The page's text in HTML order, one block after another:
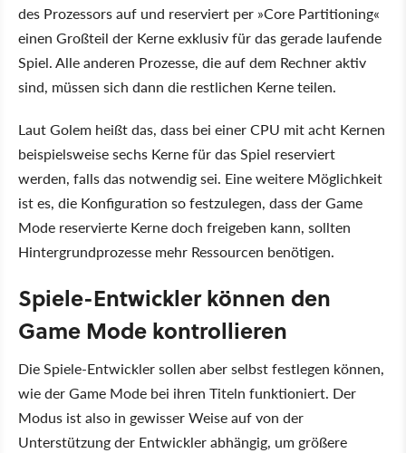
des Prozessors auf und reserviert per »Core Partitioning«
einen Großteil der Kerne exklusiv für das gerade laufende
Spiel. Alle anderen Prozesse, die auf dem Rechner aktiv
sind, müssen sich dann die restlichen Kerne teilen.
Laut Golem heißt das, dass bei einer CPU mit acht Kernen
beispielsweise sechs Kerne für das Spiel reserviert
werden, falls das notwendig sei. Eine weitere Möglichkeit
ist es, die Konfiguration so festzulegen, dass der Game
Mode reservierte Kerne doch freigeben kann, sollten
Hintergrundprozesse mehr Ressourcen benötigen.
Spiele-Entwickler können den
Game Mode kontrollieren
Die Spiele-Entwickler sollen aber selbst festlegen können,
wie der Game Mode bei ihren Titeln funktioniert. Der
Modus ist also in gewisser Weise auf von der
Unterstützung der Entwickler abhängig, um größere